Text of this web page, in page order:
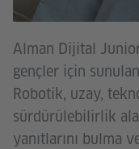
Alman Dijital
gençler için
Robotik, uzay,
sürdürülebilirlik
yanıtlarını bulma